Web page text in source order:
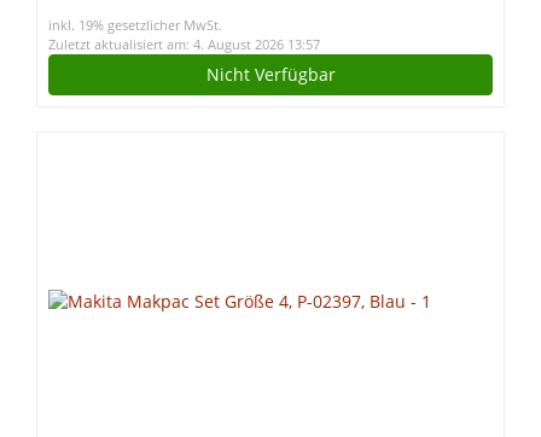
inkl. 19% gesetzlicher MwSt.
Zuletzt aktualisiert am: 4. August 2026 13:57
Nicht Verfügbar